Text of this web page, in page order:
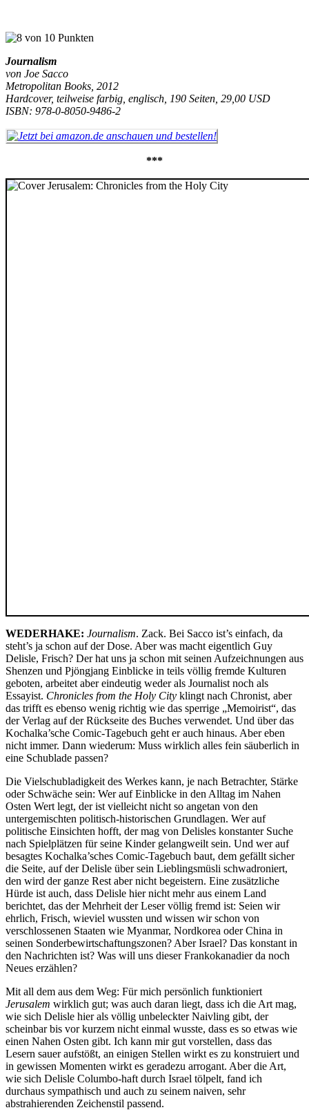
Journalism
von Joe Sacco
Metropolitan Books, 2012
Hardcover, teilweise farbig, englisch, 190 Seiten, 29,00 USD
ISBN: 978-0-8050-9486-2
***
WEDERHAKE: Journalism. Zack. Bei Sacco ist’s einfach, da
steht’s ja schon auf der Dose. Aber was macht eigentlich Guy
Delisle, Frisch? Der hat uns ja schon mit seinen Aufzeichnungen aus
Shenzen und Pjöngjang Einblicke in teils völlig fremde Kulturen
geboten, arbeitet aber eindeutig weder als Journalist noch als
Essayist. Chronicles from the Holy City klingt nach Chronist, aber
das trifft es ebenso wenig richtig wie das sperrige „Memoirist“, das
der Verlag auf der Rückseite des Buches verwendet. Und über das
Kochalka’sche Comic-Tagebuch geht er auch hinaus. Aber eben
nicht immer. Dann wiederum: Muss wirklich alles fein säuberlich in
eine Schublade passen?
Die Vielschubladigkeit des Werkes kann, je nach Betrachter, Stärke
oder Schwäche sein: Wer auf Einblicke in den Alltag im Nahen
Osten Wert legt, der ist vielleicht nicht so angetan von den
untergemischten politisch-historischen Grundlagen. Wer auf
politische Einsichten hofft, der mag von Delisles konstanter Suche
nach Spielplätzen für seine Kinder gelangweilt sein. Und wer auf
besagtes Kochalka’sches Comic-Tagebuch baut, dem gefällt sicher
die Seite, auf der Delisle über sein Lieblingsmüsli schwadroniert,
den wird der ganze Rest aber nicht begeistern. Eine zusätzliche
Hürde ist auch, dass Delisle hier nicht mehr aus einem Land
berichtet, das der Mehrheit der Leser völlig fremd ist: Seien wir
ehrlich, Frisch, wieviel wussten und wissen wir schon von
verschlossenen Staaten wie Myanmar, Nordkorea oder China in
seinen Sonderbewirtschaftungszonen? Aber Israel? Das konstant in
den Nachrichten ist? Was will uns dieser Frankokanadier da noch
Neues erzählen?
Mit all dem aus dem Weg: Für mich persönlich funktioniert
Jerusalem wirklich gut; was auch daran liegt, dass ich die Art mag,
wie sich Delisle hier als völlig unbeleckter Naivling gibt, der
scheinbar bis vor kurzem nicht einmal wusste, dass es so etwas wie
einen Nahen Osten gibt. Ich kann mir gut vorstellen, dass das
Lesern sauer aufstößt, an einigen Stellen wirkt es zu konstruiert und
in gewissen Momenten wirkt es geradezu arrogant. Aber die Art,
wie sich Delisle Columbo-haft durch Israel tölpelt, fand ich
durchaus sympathisch und auch zu seinem naiven, sehr
abstrahierenden Zeichenstil passend.